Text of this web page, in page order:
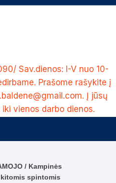
Sav.dienos: I-V nuo 10-
Prašome rašykite į
Į jūsų
vienos darbo dienos.
/ Kampinės
spintomis